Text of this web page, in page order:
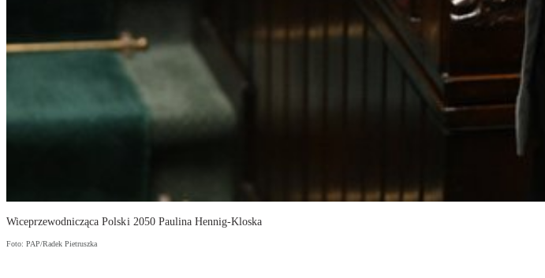
Wiceprzewodnicząca Polski 2050 Paulina Hennig-Kloska
Foto: PAP/Radek Pietruszka